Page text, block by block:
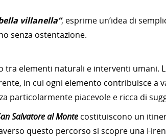
villanella”, esprime un’idea di
senza ostentazione.
tra elementi naturali e interventi umani.
in cui ogni elemento contribuisce a
particolarmente piacevole e ricca di
Salvatore al Monte costituiscono un
questo percorso si scopre una